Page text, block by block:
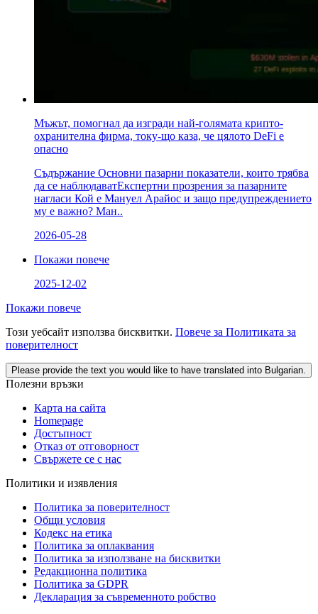
Мъжът, помогнал да изгради най-голямата крипто-
охранителна фирма, току-що каза, че цялото DeFi е
опасно
Съдържание Основни пазарни показатели, които трябва
да се наблюдаватЕкспертни прозрения за пазарните
нагласи Кой е Мануел Арайос и защо предупреждението
му е важно? Ман..
2026-05-28
Покажи повече
2025-12-02
Покажи повече
Този уебсайт използва бисквитки. Повече за Политиката за
поверителност
Please provide the text you would like to have translated into Bulgarian.
Полезни връзки
Карта на сайта
Homepage
Достъпност
Отказ от отговорност
Свържете се с нас
Политики и изявления
Политика за поверителност
Общи условия
Кодекс на етика
Политика за оплаквания
Политика за използване на бисквитки
Редакционна политика
Политика за GDPR
Декларация за съвременното робство